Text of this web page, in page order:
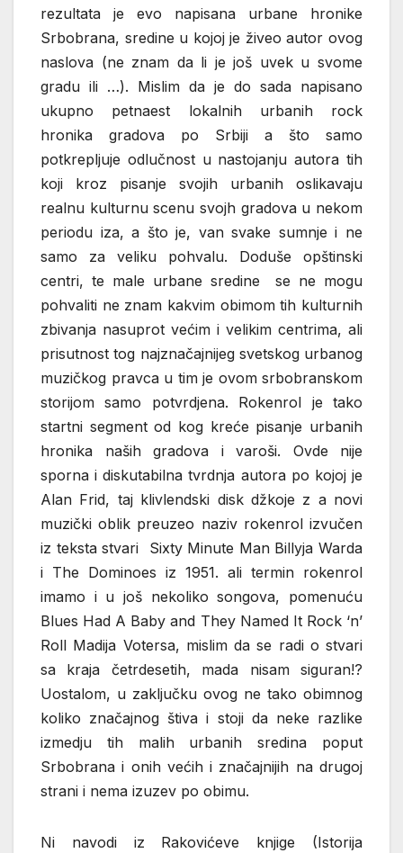
rezultata je evo napisana urbane hronike
Srbobrana, sredine u kojoj je živeo autor ovog
naslova (ne znam da li je još uvek u svome
gradu ili …). Mislim da je do sada napisano
ukupno petnaest lokalnih urbanih rock
hronika gradova po Srbiji a što samo
potkrepljuje odlučnost u nastojanju autora tih
koji kroz pisanje svojih urbanih oslikavaju
realnu kulturnu scenu svojh gradova u nekom
periodu iza, a što je, van svake sumnje i ne
samo za veliku pohvalu. Doduše opštinski
centri, te male urbane sredine se ne mogu
pohvaliti ne znam kakvim obimom tih kulturnih
zbivanja nasuprot većim i velikim centrima, ali
prisutnost tog najznačajnijeg svetskog urbanog
muzičkog pravca u tim je ovom srbobranskom
storijom samo potvrdjena. Rokenrol je tako
startni segment od kog kreće pisanje urbanih
hronika naših gradova i varoši. Ovde nije
sporna i diskutabilna tvrdnja autora po kojoj je
Alan Frid, taj klivlendski disk džkoje z a novi
muzički oblik preuzeo naziv rokenrol izvučen
iz teksta stvari Sixty Minute Man Billyja Warda
i The Dominoes iz 1951. ali termin rokenrol
imamo i u još nekoliko songova, pomenuću
Blues Had A Baby and They Named It Rock ‘n’
Roll Madija Votersa, mislim da se radi o stvari
sa kraja četrdesetih, mada nisam siguran!?
Uostalom, u zaključku ovog ne tako obimnog
koliko značajnog štiva i stoji da neke razlike
izmedju tih malih urbanih sredina poput
Srbobrana i onih većih i značajnijih na drugoj
strani i nema izuzev po obimu.
Ni navodi iz Rakovićeve knjige (Istorija